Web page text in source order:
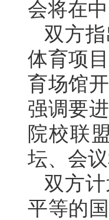
会将在中
双方
体育项
育场馆
强调要
院校联
坛、会
双方
平等的